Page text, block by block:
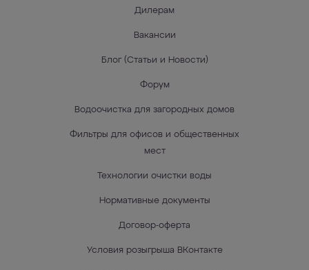
Дилерам
Вакансии
Блог (Статьи и Новости)
Форум
Водоочистка для загородных домов
Фильтры для офисов и общественных
мест
Технологии очистки воды
Нормативные документы
Договор-оферта
Условия розыгрыша ВКонтакте